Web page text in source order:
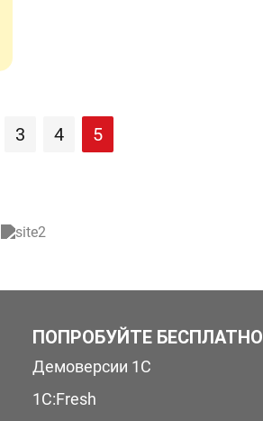
3 4 5
ПОПРОБУЙТЕ БЕСПЛАТНО
Демоверсии 1С
1С:Fresh